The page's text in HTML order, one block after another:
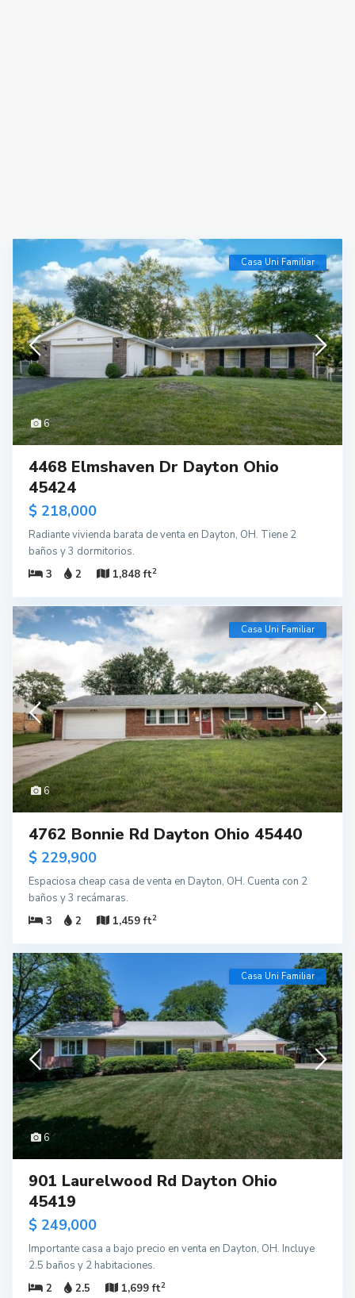
6
Casa Uni Familiar
4468 Elmshaven Dr Dayton Ohio
45424
$ 218,000
Radiante vivienda barata de venta en Dayton, OH. Tiene 2
baños y 3 dormitorios.
3
2 1,848 ft2
6
Casa Uni Familiar
4762 Bonnie Rd Dayton Ohio 45440
$ 229,900
Espaciosa cheap casa de venta en Dayton, OH. Cuenta con 2
baños y 3 recámaras.
3
2 1,459 ft2
6
Casa Uni Familiar
901 Laurelwood Rd Dayton Ohio
45419
$ 249,000
Importante casa a bajo precio en venta en Dayton, OH. Incluye
2.5 baños y 2 habitaciones.
2
2.5 1,699 ft2